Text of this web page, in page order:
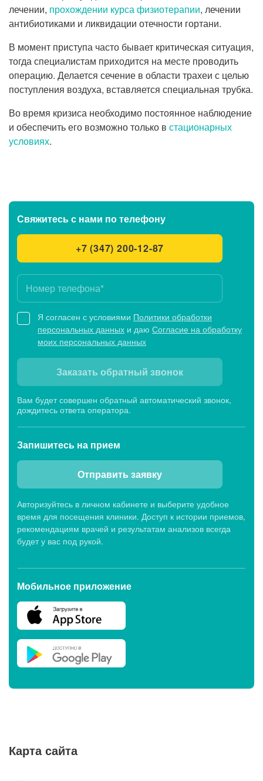
лечении, прохождении курса физиотерапии, лечении
антибиотиками и ликвидации отечности гортани.
В момент приступа часто бывает критическая ситуация,
тогда специалистам приходится на месте проводить
операцию. Делается сечение в области трахеи с целью
поступления воздуха, вставляется специальная трубка.
Во время кризиса необходимо постоянное наблюдение
и обеспечить его возможно только в стационарных
условиях.
Свяжитесь с нами по телефону
+7 (347) 200-12-87
Я согласен с условиями Политики обработки
персональных данных и даю Согласие на обработку
моих персональных данных
Заказать обратный звонок
Вам будет совершен обратный автоматический звонок,
дождитесь ответа оператора.
Запишитесь на прием
Отправить заявку
Авторизуйтесь в личном кабинете и выберите удобное
время для посещения клиники. Доступ к истории приемов,
рекомендациям врачей и результатам анализов всегда
будет у вас под рукой.
Мобильное приложение
Карта сайта